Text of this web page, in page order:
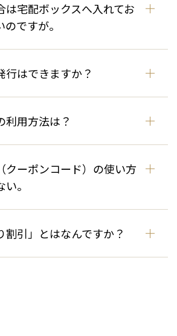
は宅配ボックスへ入れてお
ですが。
行はできますか？
利用方法は？
クーポンコード）の使い方
。
割引」とはなんですか？